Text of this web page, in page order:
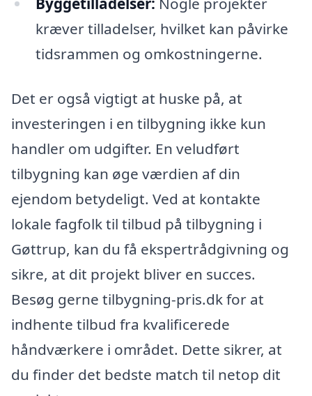
kræver tilladelser, hvilket kan påvirke
tidsrammen og omkostningerne.
Det er også vigtigt at huske på, at
investeringen i en tilbygning ikke kun
handler om udgifter. En veludført
tilbygning kan øge værdien af din
ejendom betydeligt. Ved at kontakte
lokale fagfolk til tilbud på tilbygning i
Gøttrup, kan du få ekspertrådgivning og
sikre, at dit projekt bliver en succes.
Besøg gerne tilbygning-pris.dk for at
indhente tilbud fra kvalificerede
håndværkere i området. Dette sikrer, at
du finder det bedste match til netop dit